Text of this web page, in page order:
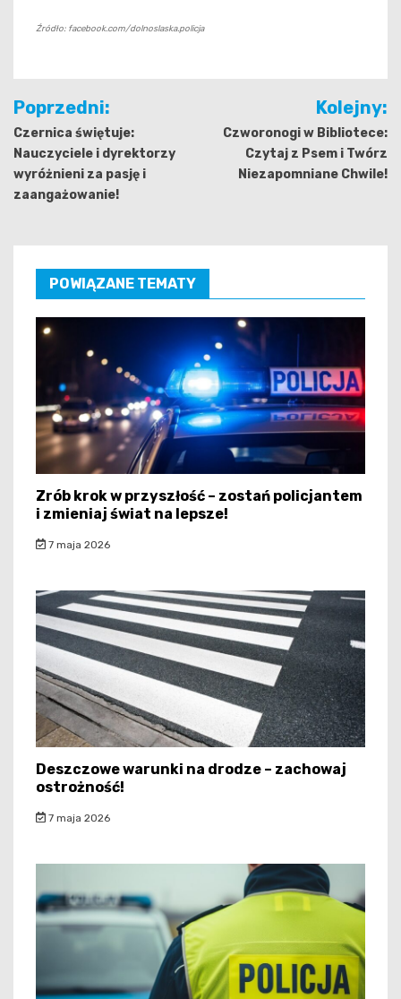
Źródło: facebook.com/dolnoslaska.policja
Nawigacja
wpisu
Poprzedni:
Czernica świętuje:
Nauczyciele i dyrektorzy
wyróżnieni za pasję i
zaangażowanie!
Kolejny:
Czworonogi w Bibliotece:
Czytaj z Psem i Twórz
Niezapomniane Chwile!
POWIĄZANE TEMATY
Zrób krok w przyszłość – zostań policjantem
i zmieniaj świat na lepsze!
7 maja 2026
Deszczowe warunki na drodze – zachowaj
ostrożność!
7 maja 2026